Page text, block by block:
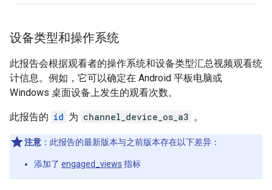
设备类型和操作系统
此报告会根据观看者的操作系统和设备类型汇总视频观看统
计信息。例如，它可以确定在 Android 平板电脑或
Windows 桌面设备上发生的观看次数。
此报告的 id 为 channel_device_os_a3 。
注意 ：此报告的最新版本与之前版本存在以下差异：
添加了 engaged_views 指标